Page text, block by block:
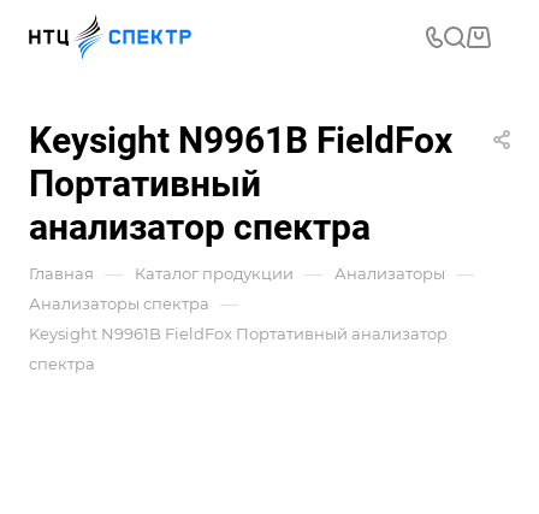
Keysight N9961B FieldFox
Портативный
анализатор спектра
Главная — Каталог продукции — Анализаторы —
Анализаторы спектра —
Keysight N9961B FieldFox Портативный анализатор
спектра